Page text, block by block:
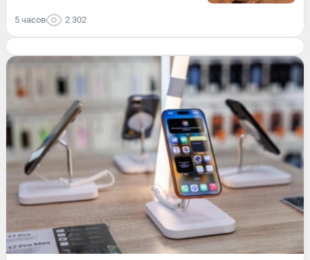
5 часов 2 302